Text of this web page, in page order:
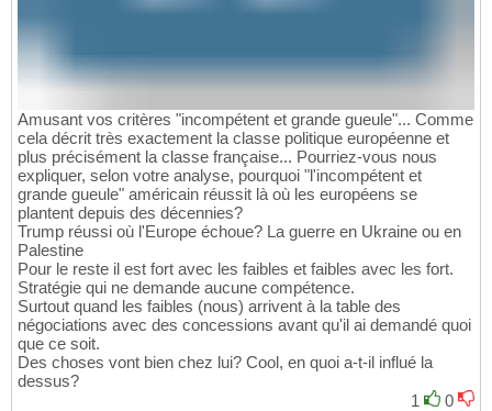
Amusant vos critères "incompétent et grande gueule"... Comme
cela décrit très exactement la classe politique européenne et
plus précisément la classe française... Pourriez-vous nous
expliquer, selon votre analyse, pourquoi "l'incompétent et
grande gueule" américain réussit là où les européens se
plantent depuis des décennies?
Trump réussi où l'Europe échoue? La guerre en Ukraine ou en
Palestine
Pour le reste il est fort avec les faibles et faibles avec les fort.
Stratégie qui ne demande aucune compétence.
Surtout quand les faibles (nous) arrivent à la table des
négociations avec des concessions avant qu'il ai demandé quoi
que ce soit.
Des choses vont bien chez lui? Cool, en quoi a-t-il influé la
dessus?
1
0